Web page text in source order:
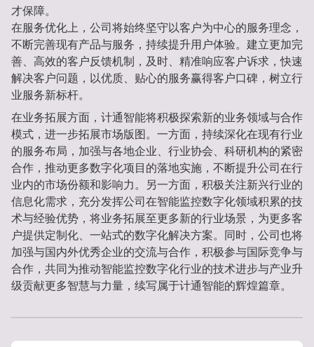
才保障。
在服务优化上，公司将始终坚守以客户为中心的服务理念，
不断完善现有产品与服务，持续提升用户体验。建立更加完
善、高效的客户反馈机制，及时、精准响应客户诉求，快速
解决客户问题，以优质、贴心的服务赢得客户口碑，树立行
业服务新标杆。
在业务拓展方面，计通智能将积极探索新的业务领域与合作
模式，进一步拓展市场版图。一方面，持续深化在现有行业
的服务布局，加强与各地企业、行业协会、科研机构的紧密
合作，推动更多数字化项目的落地实施，不断提升公司在行
业内的市场份额和影响力。另一方面，积极关注新兴行业的
信息化需求，充分发挥公司在智能监控数字化领域积累的技
术与经验优势，将业务拓展至更多新的行业场景，为更多客
户提供定制化、一站式的数字化解决方案。同时，公司也将
加强与国内外优秀企业的交流与合作，积极参与国际竞争与
合作，共同为推动智能监控数字化行业的技术进步与产业升
级贡献更多智慧与力量，续写属于计通智能的辉煌篇章。